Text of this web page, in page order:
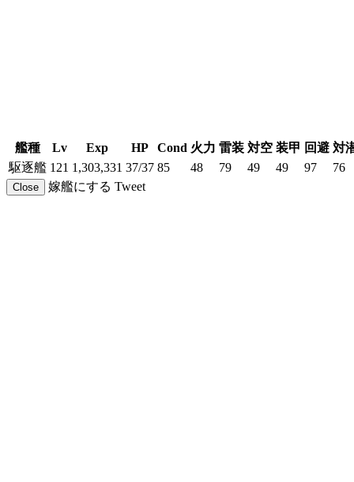
艦種 Lv Exp HP Cond 火力 雷装 対空 装甲 回避 対
駆逐艦 121 1,303,331 37/37 85 48 79 49 49 97 76
Close 嫁艦にする Tweet